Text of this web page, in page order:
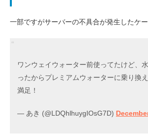
一部ですがサーバーの不具合が発生したケー
ワンウェイウォーター前使ってたけど、
ったからプレミアムウォーターに乗り換え
満足！
— あき (@LDQhlhuygIOsG7D)